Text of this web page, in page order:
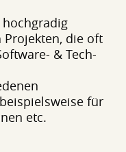
die oft
& Tech-
für
etc.